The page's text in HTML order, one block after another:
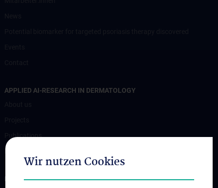
APPLIED AI-RESEARCH IN DERMATOLOGY
Publications
FOR PATIENTS
Wir nutzen Cookies